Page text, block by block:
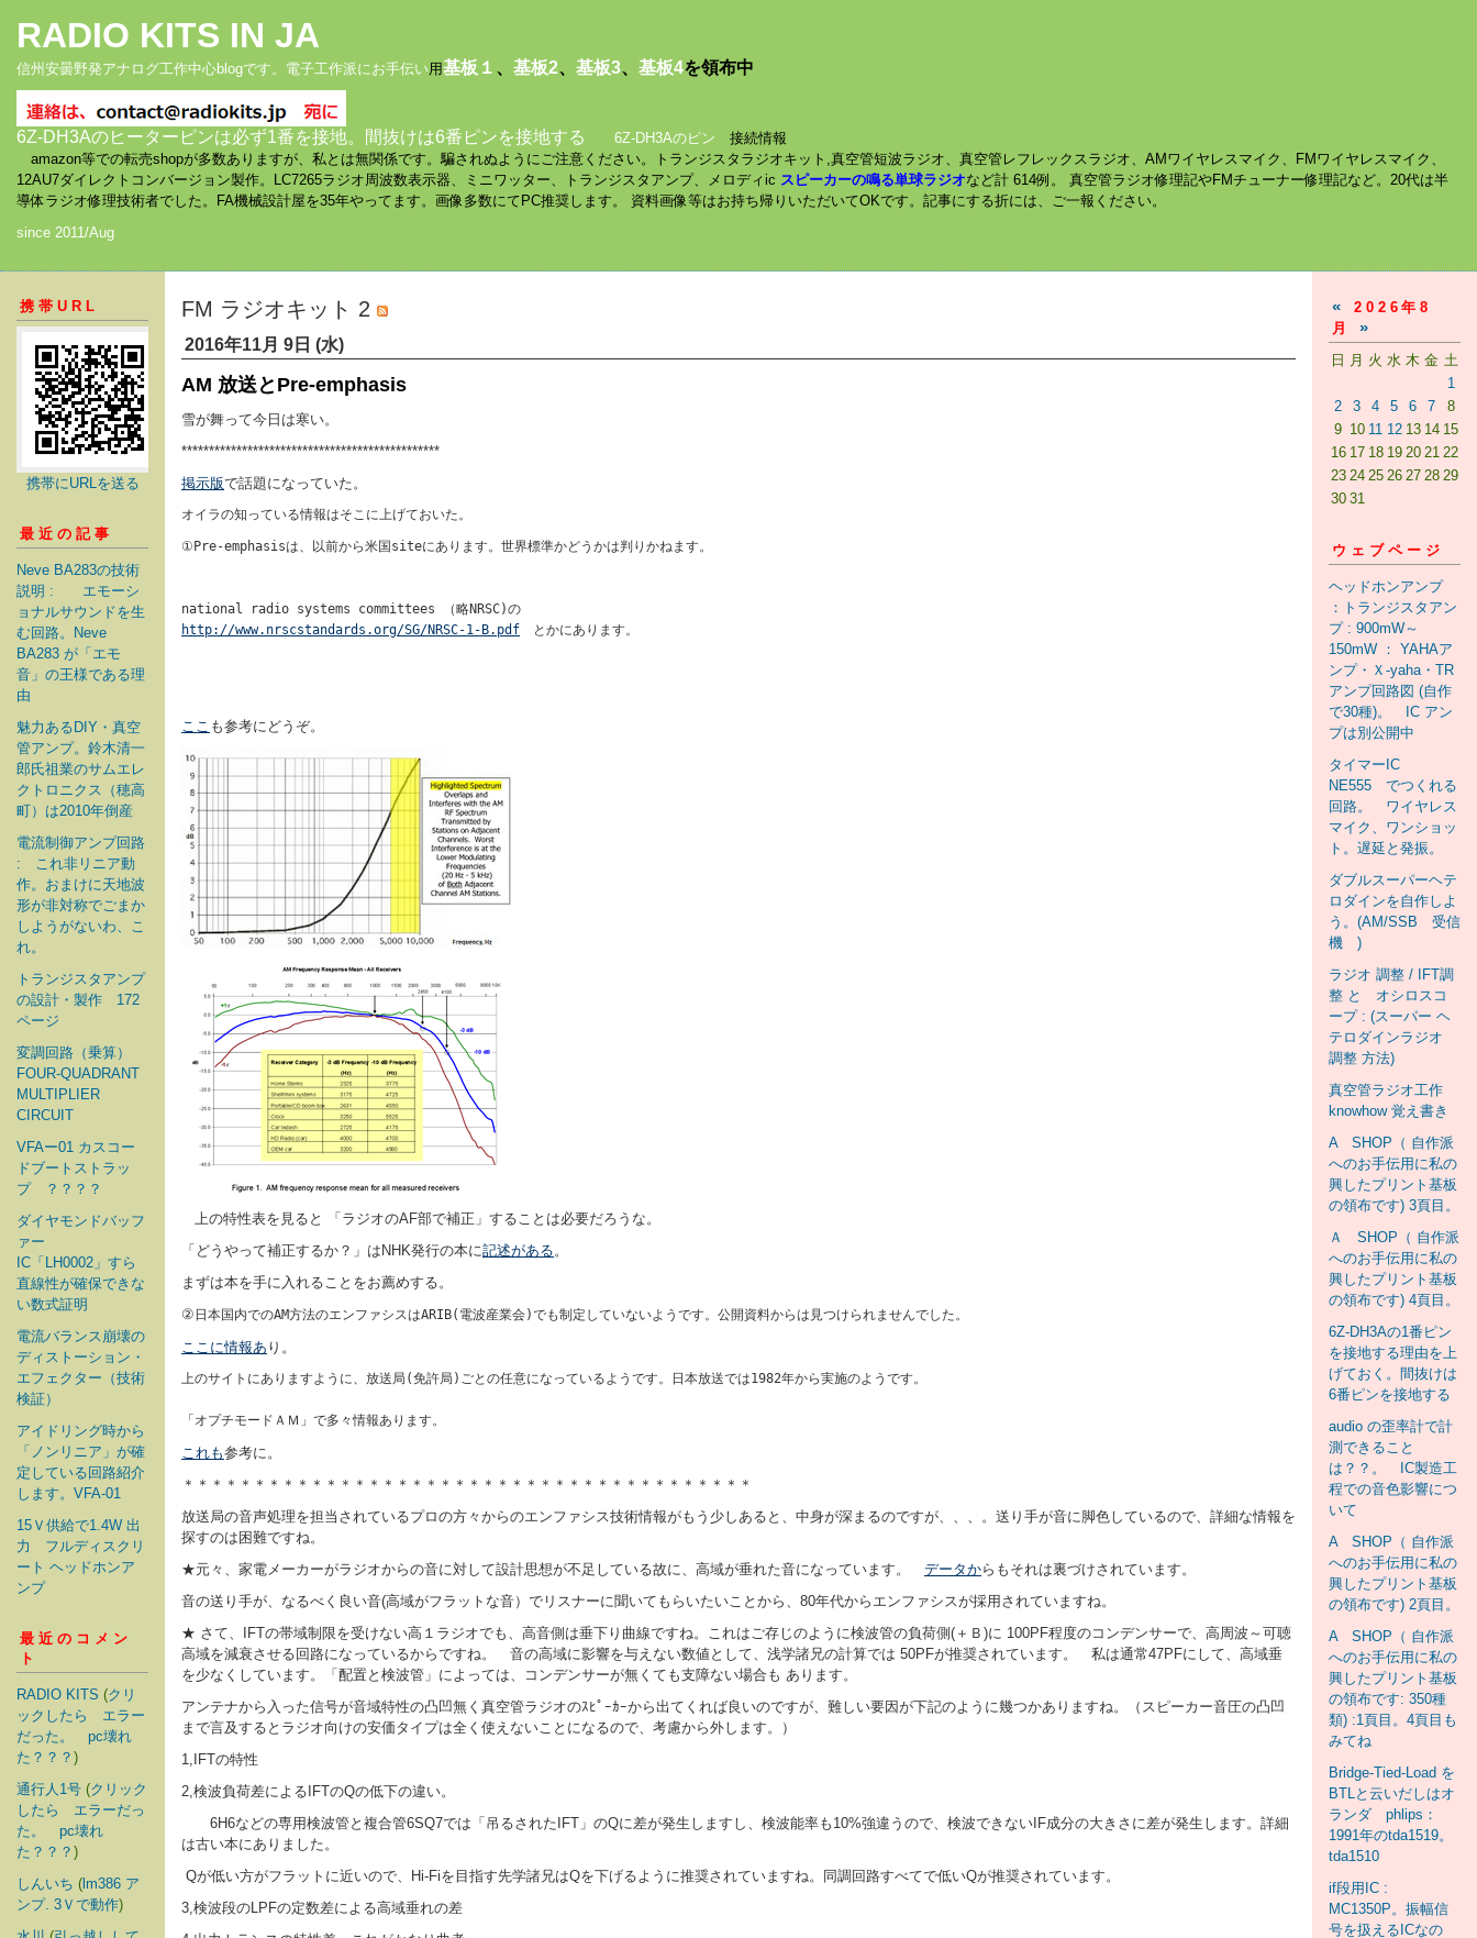
RADIO KITS IN JA
信州安曇野発アナログ工作中心blogです。電子工作派にお手伝い用基板１ 、 基板2、 基板3、 基板4を領布中
6Z-DH3Aのヒーターピンは必ず1番を接地。間抜けは6番ピンを接地する 6Z-DH3Aのピン 接続情報
amazon等での転売shopが多数ありますが、私とは無関係です。騙されぬようにご注意ください。トランジスタラジオキット,真空管短波ラジオ、真空管レフレックスラジオ、AMワイヤレスマイク、FMワイヤレスマイク、
12AU7ダイレクトコンバージョン製作。LC7265ラジオ周波数表示器、ミニワッター、トランジスタアンプ、メロディic スピーカーの鳴る単球ラジオなど計 614例。 真空管ラジオ修理記やFMチューナー修理記など。20代は半
導体ラジオ修理技術者でした。FA機械設計屋を35年やってます。画像多数にてPC推奨します。 資料画像等はお持ち帰りいただいてOKです。記事にする折には、ご一報ください。
since 2011/Aug
携帯URL
携帯にURLを送る
最近の記事
Neve BA283の技術
説明 : エモーシ
ョナルサウンドを生
む回路。Neve
BA283 が「エモ
音」の王様である理
由
魅力あるDIY・真空
管アンプ。鈴木清一
郎氏祖業のサムエレ
クトロニクス（穂高
町）は2010年倒産
電流制御アンプ回路
: これ非リニア動
作。おまけに天地波
形が非対称でごまか
しようがないわ、こ
れ。
トランジスタアンプ
の設計・製作 172
ページ
変調回路（乗算）
FOUR-QUADRANT
MULTIPLIER
CIRCUIT
VFAー01 カスコー
ドブートストラッ
プ ？？？？
ダイヤモンドバッフ
ァー
IC「LH0002」すら
直線性が確保できな
い数式証明
電流バランス崩壊の
ディストーション・
エフェクター（技術
検証）
アイドリング時から
「ノンリニア」が確
定している回路紹介
します。VFA-01
15Ｖ供給で1.4W 出
力 フルディスクリ
ート ヘッドホンア
ンプ
最近のコメン
ト
RADIO KITS (クリ
ックしたら エラー
だった。 pc壊れ
た？？？ )
通行人1号 (クリック
したら エラーだっ
た。 pc壊れ
た？？？ )
しんいち ( lm386 ア
ンプ. 3Ｖで動作)
FM ラジオキット 2
2016年11月 9日 (水)
AM 放送とPre-emphasis
雪が舞って今日は寒い。
***********************************************
掲示版で話題になっていた。
オイラの知っている情報はそこに上げておいた。
①Pre-emphasisは、以前から米国siteにあります。世界標準かどうかは判りかねます。
national radio systems committees （略NRSC)の
http://www.nrscstandards.org/SG/NRSC-1-B.pdf とかにあります。
ここ も参考にどうぞ。
上の特性表を見ると 「ラジオのAF部で補正」することは必要だろうな。
「どうやって補正するか？」はNHK発行の本に記述がある。
まずは本を手に入れることをお薦めする。
② 日本国内でのAM方法のエンファシスはARIB(電波産業会)でも制定していないようです。公開資料からは見つけられませんでした。
ここに情報あ り。
上のサイトにありますように、放送局(免許局)ごとの任意になっているようです。日本放送では1982年から実施のようです。
「オプチモードＡＭ」で多々情報あります。
これも参考に。
＊＊＊＊＊＊＊＊＊＊＊＊＊＊＊＊＊＊＊＊＊＊＊＊＊＊＊＊＊＊＊＊＊＊＊＊＊＊＊＊
放送局の音声処理を担当されているプロの方々からのエンファシス技術情報がもう少しあると、中身が深まるのですが、、、。送り手が音に脚色しているので、詳細な情報を
探すのは困難ですね。
★元々、家電メーカーがラジオからの音に対して設計思想が不足している故に、高域が垂れた音になっています。 データからもそれは裏づけされています。
音の送り手が、なるべく良い音(高域がフラットな音）でリスナーに聞いてもらいたいことから、80年代からエンファシスが採用されていますね。
★ さて、IFTの帯域制限を受けない高１ラジオでも、高音側は垂下り曲線ですね。これはご存じのように検波管の負荷側(＋Ｂ)に 100PF程度のコンデンサーで、高周波～可聴
高域を減衰させる回路になっているからですね。 音の高域に影響を与えない数値として、浅学諸兄の計算では 50PFが推奨されています。 私は通常47PFにして、高域垂
を少なくしています。「配置と検波管」によっては、コンデンサーが無くても支障ない場合も あります。
アンテナから入った信号が音域特性の凸凹無く真空管ラジオのｽﾋﾟｰｶｰから出てくれば良いのですが、難しい要因が下記のように幾つかありますね。（スピーカー音圧の凸凹
まで言及するとラジオ向けの安価タイプは全く使えないことになるので、考慮から外します。）
1,IFTの特性
2,検波負荷差によるIFTのQの低下の違い。
6H6などの専用検波管と複合管6SQ7では「吊るされたIFT」のQに差が発生しますし、検波能率も10%強違うので、検波できないIF成分の大きさに差が発生します。詳細
は古い本にありました。
Qが低い方がフラットに近いので、Hi-Fiを目指す先学諸兄はQを下げるように推奨されていますね。同調回路すべてで低いQが推奨されています。
3,検波段のLPFの定数差による高域垂れの差
« 2026年8
月
»
日 月 火 水 木 金 土
1
2
3 4 5 6 7
8
9 10 11 12 13 14 15
16 17 18 19 20 21 22
23 24 25 26 27 28 29
30 31
ウェブページ
ヘッドホンアンプ
：トランジスタアン
プ : 900mW～
150mW ： YAHAア
ンプ・Ｘ-yaha・TR
アンプ回路図 (自作
で30種)。 IC アン
プは別公開中
タイマーIC
NE555 でつくれる
回路。 ワイヤレス
マイク、ワンショッ
ト。遅延と発振。
ダブルスーパーヘテ
ロダインを自作しよ
う。(AM/SSB 受信
機 )
ラジオ 調整 / IFT調
整 と オシロスコ
ープ : (スーパー ヘ
テロダインラジオ
調整 方法)
真空管ラジオ工作
knowhow 覚え書き
A SHOP（ 自作派
へのお手伝用に私の
興したプリント基板
の領布です) 3頁目。
Ａ SHOP（ 自作派
へのお手伝用に私の
興したプリント基板
の領布です) 4頁目。
6Z-DH3Aの1番ピン
を接地する理由を上
げておく。間抜けは
6番ピンを接地する
audio の歪率計で計
測できること
は？？。 IC製造工
程での音色影響につ
いて
A SHOP（ 自作派
へのお手伝用に私の
興したプリント基板
の領布です) 2頁目。
A SHOP（ 自作派
へのお手伝用に私の
興したプリント基板
の領布です: 350種
類) :1頁目。4頁目も
みてね
Bridge-Tied-Load を
BTLと云いだしはオ
ランダ phlips：
1991年のtda1519。
tda1510
if段用IC :
MC1350P。振幅信
号を扱えるICなの